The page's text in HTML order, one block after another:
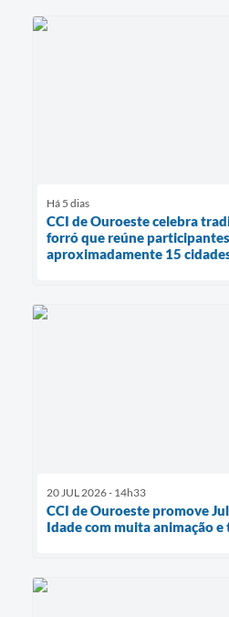
Há 5 dias
CCI de Ouroeste celebra
forró que reúne
aproximadamente 15
20 JUL 2026 - 14h33
CCI de Ouroeste promove
Idade com muita animação e